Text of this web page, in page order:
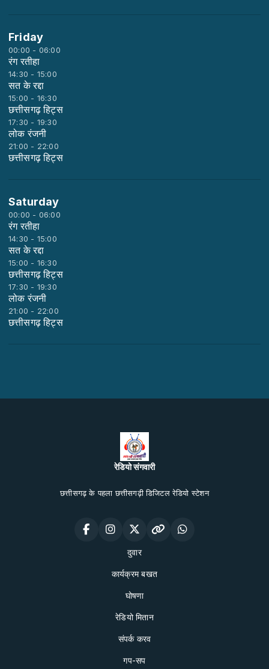
Friday
00:00 - 06:00
रंग रतीहा
14:30 - 15:00
सत के रद्दा
15:00 - 16:30
छत्तीसगढ़ हिट्स
17:30 - 19:30
लोक रंजनी
21:00 - 22:00
छत्तीसगढ़ हिट्स
Saturday
00:00 - 06:00
रंग रतीहा
14:30 - 15:00
सत के रद्दा
15:00 - 16:30
छत्तीसगढ़ हिट्स
17:30 - 19:30
लोक रंजनी
21:00 - 22:00
छत्तीसगढ़ हिट्स
रेडियो संगवारी
छत्तीसगढ़ के पहला छत्तीसगढ़ी डिजिटल रेडियो स्टेशन
दुवार
कार्यक्रम बखत
घोषणा
रेडियो मितान
संपर्क करव
गप-सप